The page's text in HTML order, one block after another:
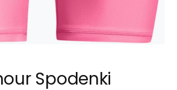
Spodenki